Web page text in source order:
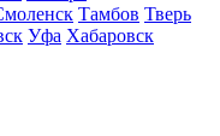
Тамбов Тверь
Уфа Хабаровск